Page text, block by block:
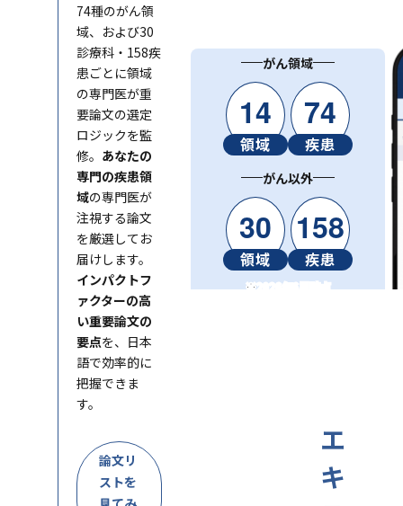
74種のがん領
域、および30
診療科・158疾
患ごとに領域
の専門医が重
要論文の選定
ロジックを監
修。 あなたの
専門の疾患領
域の専門医が
注視する論文
を厳選してお
届けします。
インパクトフ
ァクターの高
い重要論文の
要点を、日本
語で効率的に
把握できま
す。
論文リ
ストを
がん領域
14
領域
74
疾患
がん以外
30
領域
158
疾患
※2026年6月時点
エ
キ